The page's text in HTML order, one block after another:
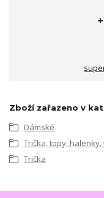
Zboží zařazeno v
Dámské
Trička, topy, halenky,
Trička